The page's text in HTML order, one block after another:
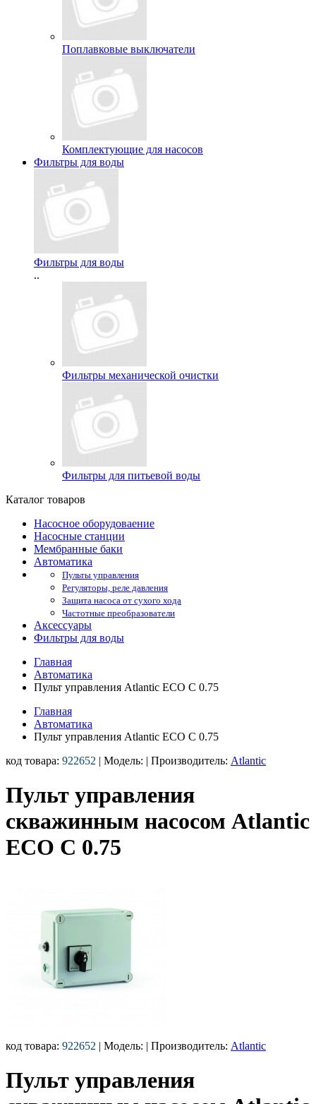
Поплавковые выключатели
Комплектующие для насосов
Фильтры для воды
Фильтры для воды
..
Фильтры механической очистки
Фильтры для питьевой воды
Каталог товаров
Насосное оборудоваение
Насосные станции
Мембранные баки
Автоматика
Пульты управления
Регуляторы, реле давления
Защита насоса от сухого хода
Частотные преобразователи
Аксессуары
Фильтры для воды
Главная
Автоматика
Пульт управления Atlantic ECO C 0.75
Главная
Автоматика
Пульт управления Atlantic ECO C 0.75
код товара: 922652 | Модель: | Производитель: Atlantic
Пульт управления
скважинным насосом Atlantic
ECO C 0.75
код товара: 922652 | Модель: | Производитель: Atlantic
Пульт управления